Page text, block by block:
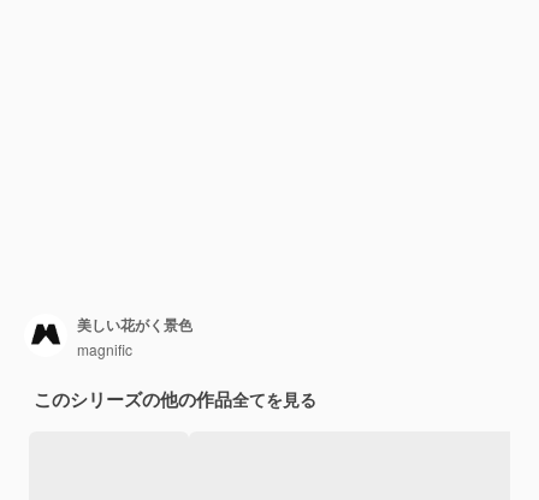
美しい花がく景色
magnific
このシリーズの他の作品全てを見る